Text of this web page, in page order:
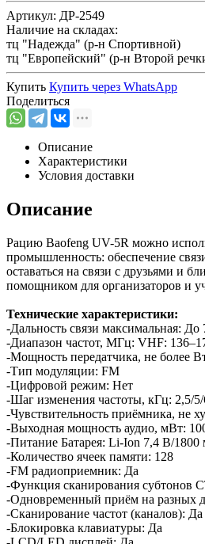
Артикул: ДР-2549
Наличие на складах:
тц "Надежда" (р-н Спортивной)
тц "Европейский" (р-н Второй
Купить Купить через WhatsApp
Поделиться
Описание
Характеристики
Условия доставки
Описание
Рацию Baofeng UV-5R можно
промышленность: обеспечение
оставаться на связи с друзьями и
помощником для организаторов и
Технические характеристики:
-Дальность связи максимальная:
-Диапазон частот, МГц: VHF:
-Мощность передатчика, не более
-Тип модуляции: FM
-Цифровой режим: Нет
-Шаг изменения частоты, кГц: 2,5/
-Чувствительность приёмника, не
-Выходная мощность аудио, мВт:
-Питание Батарея: Li-Ion 7,4 В/
-Количество ячеек памяти: 128
-FM радиоприемник: Да
-Функция сканирования субтонов
-Одновременный приём на разных
-Сканирование частот (каналов): Да
-Блокировка клавиатуры: Да